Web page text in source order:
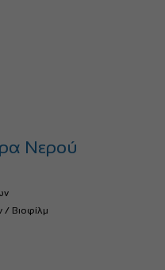
Νερού
/ Βιοφίλμ